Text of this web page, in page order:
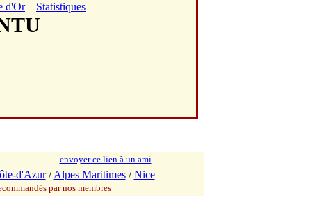
d'Or Statistiques
envoyer ce lien à un ami
d'Azur/Alpes Maritimes/Nice
par nos membres